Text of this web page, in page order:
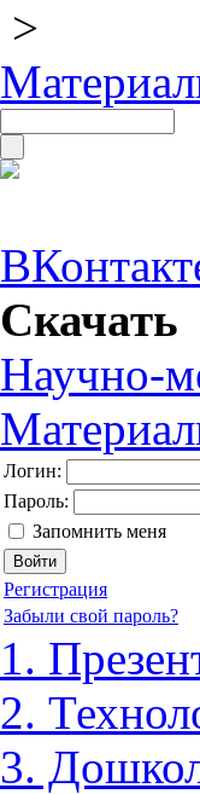
>
Скачать
Научно-
Логин:
Пароль:
Запомнить меня
Регистрация
Забыли свой пароль?
1.
2.
3.